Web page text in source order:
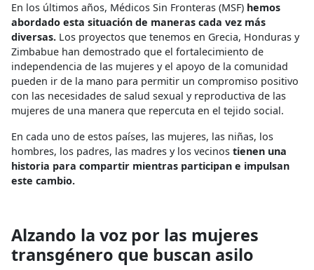
En los últimos años, Médicos Sin Fronteras (MSF) hemos
abordado esta situación de maneras cada vez más
diversas. Los proyectos que tenemos en Grecia, Honduras y
Zimbabue han demostrado que el fortalecimiento de
independencia de las mujeres y el apoyo de la comunidad
pueden ir de la mano para permitir un compromiso positivo
con las necesidades de salud sexual y reproductiva de las
mujeres de una manera que repercuta en el tejido social.
En cada uno de estos países, las mujeres, las niñas, los
hombres, los padres, las madres y los vecinos tienen una
historia para compartir mientras participan e impulsan
este cambio.
Alzando la voz por las mujeres
transgénero que buscan asilo